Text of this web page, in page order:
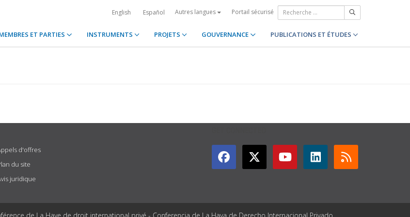
English Español Autres langues Portail sécurisé
ET PARTIES INSTRUMENTS PROJETS GOUVERNANCE PUBLICATIONS ET ÉTUDES
d'offres
du site
juridique